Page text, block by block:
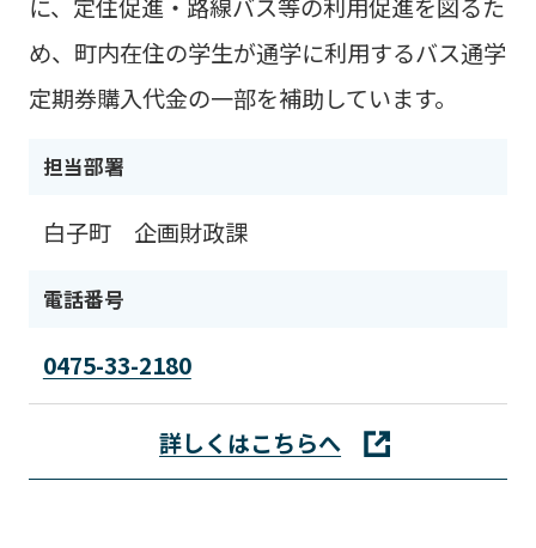
に、定住促進・路線バス等の利用促進を図るた
め、町内在住の学生が通学に利用するバス通学
定期券購入代金の一部を補助しています。
担当部署
白子町 企画財政課
電話番号
0475-33-2180
詳しくはこちらへ